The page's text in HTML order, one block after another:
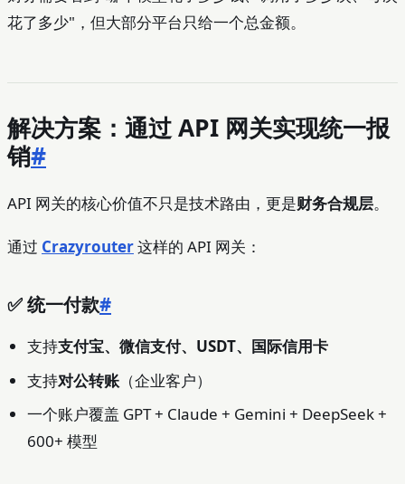
花了多少"，但大部分平台只给一个总金额。
解决方案：通过 API 网关实现统一报
销#
API 网关的核心价值不只是技术路由，更是财务合规层。
通过 Crazyrouter这样的 API 网关：
✅ 统一付款#
支持支付宝、微信支付、USDT、国际信用卡
支持对公转账（企业客户）
一个账户覆盖 GPT + Claude + Gemini + DeepSeek +
600+ 模型